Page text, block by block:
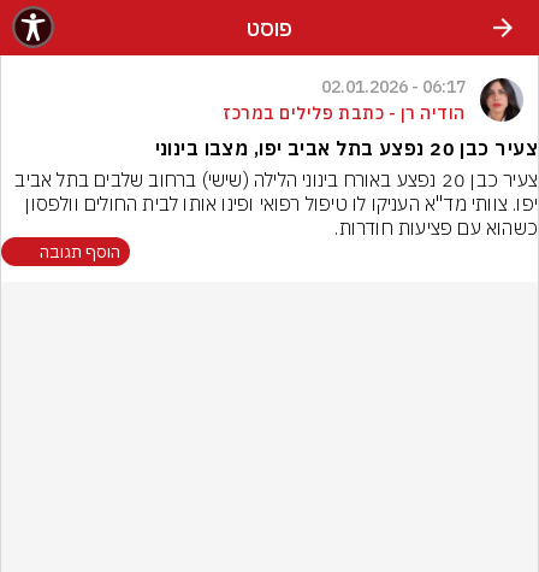
פוסט
06:17 - 02.01.2026
הודיה רן - כתבת פלילים במרכז
צעיר כבן 20 נפצע בתל אביב יפו, מצבו בינוני
צעיר כבן 20 נפצע באורח בינוני הלילה (שישי) ברחוב שלבים בתל אביב
כשהוא עם פציעות חודרות.
הוסף תגובה